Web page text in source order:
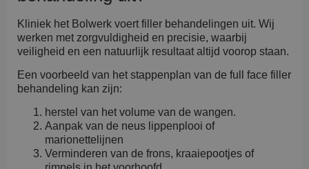
Kliniek het Bolwerk voert filler behandelingen uit. Wij
werken met zorgvuldigheid en precisie, waarbij
veiligheid en een natuurlijk resultaat altijd voorop staan.
Een voorbeeld van het stappenplan van de full face filler
behandeling kan zijn:
herstel van het volume van de wangen.
Aanpak van de neus lippenplooi of
marionettelijnen
Verminderen van de frons, kraaiepootjes of